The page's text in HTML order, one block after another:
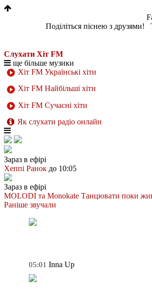
Поділіться піснею з друзями!
Слухати Хіт FM
ще більше музики
Хіт FM Українські хіти
Хіт FM Найбільші хіти
Хіт FM Сучасні хіти
Як слухати радіо онлайн
Зараз в ефірі
Хеппі Ранок до 10:05
Зараз в ефірі
MOLODI та Monokate Танцювати поки
Раніше звучали
05:01 Inna Up